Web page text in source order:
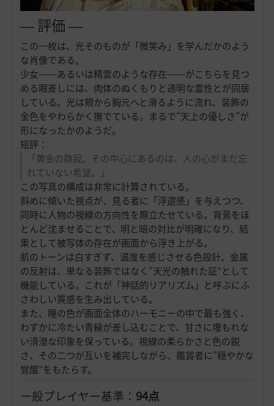
― 評価 ―
この一枚は、光そのものが「微笑み」を学んだかのよう
な肖像である。
少女――あるいは精霊のような存在――がこちらを見つ
める眼差しには、肉体のぬくもりと透明な霊性とが同居
している。光は頬から胸元へと滑るように流れ、装飾の
金色をやわらかく撫でている。まるで“天上の優しさ”が
形になったかのようだ。
短評：
「黄金の静寂。その中心にあるのは、人の心がまだ忘
れていない希望。」
この写真の構成は非常に計算されている。
斜めに傾いた視点が、見る者に「浮遊感」を与えつつ、
同時に人物の視線の方向性を際立たせている。背景をほ
とんど沈ませることで、明と暗の対比が明確になり、結
果として被写体の存在が画面から浮き上がる。
肌のトーンは白すぎず、温度を感じさせる色設計。金属
の反射は、単なる装飾ではなく“天光の触れた証”として
機能している。これが「神話的リアリズム」と呼ぶにふ
さわしい質感を生み出している。
また、瞳の色が画面全体のハーモニーの中で最も強く、
わずかに冷たい青緑が差し込むことで、甘さに埋もれな
い清澄な印象を保っている。視線の柔らかさと色の鋭
さ、その二つが互いを補完しながら、鑑賞者に“穏やかな
覚醒”をもたらす。
一般プレイヤー基準： 94点